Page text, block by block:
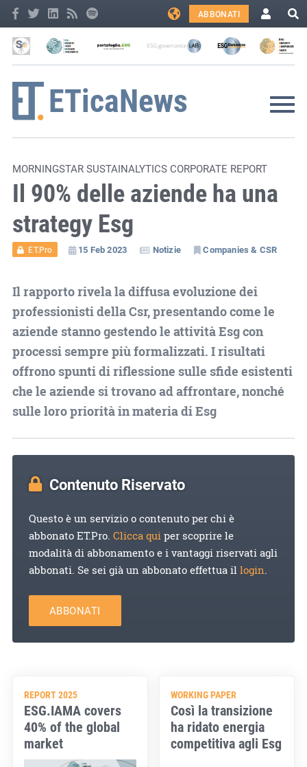
ABBONATI
MORNINGSTAR SUSTAINALYTICS CORPORATE REPORT
Il 90% delle aziende ha una
strategy Esg
ET.Pro 15 Feb 2023 Notizie Companies & CSR
Il rapporto rivela la diffusa evoluzione dei
professionisti della Csr, presentando come le
aziende stanno gestendo le attività Esg con
processi sempre più formalizzati. I risultati
offrono spunti di riflessione sulle sfide esistenti
che le aziende si trovano ad affrontare, nonché
sulle loro priorità in materia di Esg
Contenuto Riservato
Questo è un servizio o contenuto per chi è
abbonato ET.Pro. Clicca quiper scoprire le
modalità di abbonamento e i vantaggi riservati agli
abbonati. Se sei già un abbonato effettua illogin.
ABBONATI
REPORT 2025
ESG.IAMA covers
40% of the global
market
WORKING PAPER
Così la transizione
ha ridato energia
competitiva agli Esg